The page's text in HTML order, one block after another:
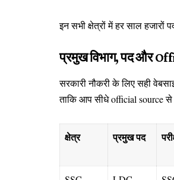
इन सभी क्षेत्रों में हर साल हजारों
प्रमुख विभाग, पद और
सरकारी नौकरी के लिए सही
ताकि आप सीधे official source
क्षेत्र प्रमुख पद